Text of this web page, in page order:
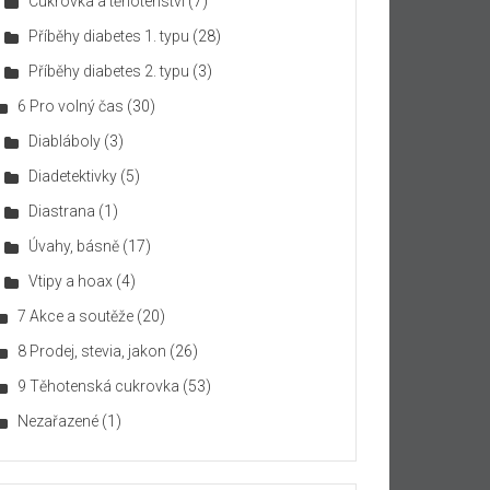
Příběhy diabetes 1. typu (28)
Příběhy diabetes 2. typu (3)
6 Pro volný čas (30)
Diabláboly (3)
Diadetektivky (5)
Diastrana (1)
Úvahy, básně (17)
Vtipy a hoax (4)
7 Akce a soutěže (20)
8 Prodej, stevia, jakon (26)
9 Těhotenská cukrovka (53)
Nezařazené (1)